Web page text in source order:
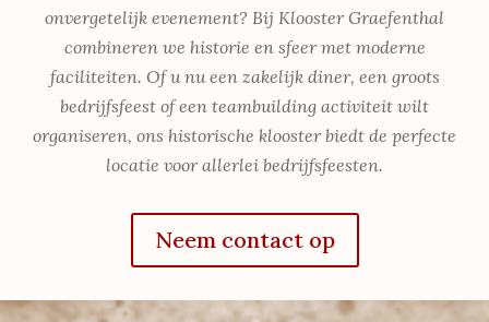
onvergetelijk evenement? Bij Klooster Graefenthal
combineren we historie en sfeer met moderne
faciliteiten. Of u nu een zakelijk diner, een groots
bedrijfsfeest of een teambuilding activiteit wilt
organiseren, ons historische klooster biedt de perfecte
locatie voor allerlei bedrijfsfeesten.
Neem contact op